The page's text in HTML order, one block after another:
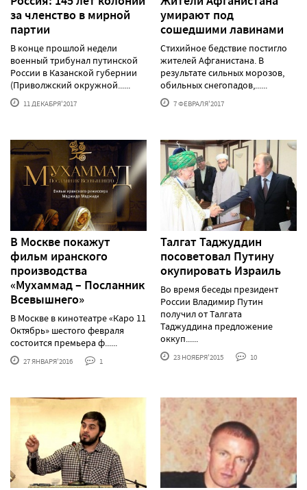
за членство в мирной
партии
В конце прошлой недели
военный трибунал путинской
России в Казанской губернии
(Приволжский окружной......
11 ДЕКАБРЯ'2017
умирают под
сошедшими лавинами
Стихийное бедствие постигло
жителей Афганистана. В
результате сильных морозов,
обильных снегопадов,......
7 ФЕВРАЛЯ'2017
В Москве покажут
фильм иранского
производства
«Мухаммад – Посланник
Всевышнего»
В Москве в кинотеатре «Каро 11
Октябрь» шестого февраля
состоится премьера ф......
27 ЯНВАРЯ'2016 1
Талгат Таджуддин
посоветовал Путину
окупировать Израиль
Во время беседы президент
России Владимир Путин
получил от Талгата
Таджуддина предложение
оккуп......
23 НОЯБРЯ'2015 10